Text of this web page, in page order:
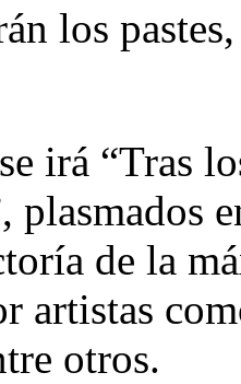
los
irá “Tras
plasmados
de la
artistas
otros.